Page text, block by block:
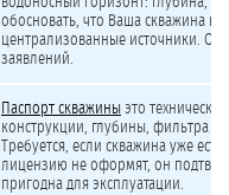
обосновать, что Ваша скважина не
централизованные источники.
заявлений.
Паспорт скважины это
конструкции, глубины, фильтра и
Требуется, если скважина уже
лицензию не оформят, он
пригодна для эксплуатации.